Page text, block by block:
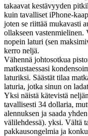
takaavat kestävyyden
kuin tavalliset iPhone-
joten se riittää mukavasti
ollakseen vastenmielinen.
nopein laturi (sen
kerro neljä.
Vähennä johtosotkua
matkustaessasi
laturiksi. Säästät tilaa
laturia, jotka sinun on
Yksi näistä kätevistä
tavallisesti 34 dollaria,
alennuksen ja saada
välilehdessä). yksi. Vältä
pakkausongelmia ja